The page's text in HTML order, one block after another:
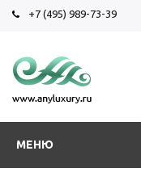
+7 (495) 989-73-39
МЕНЮ